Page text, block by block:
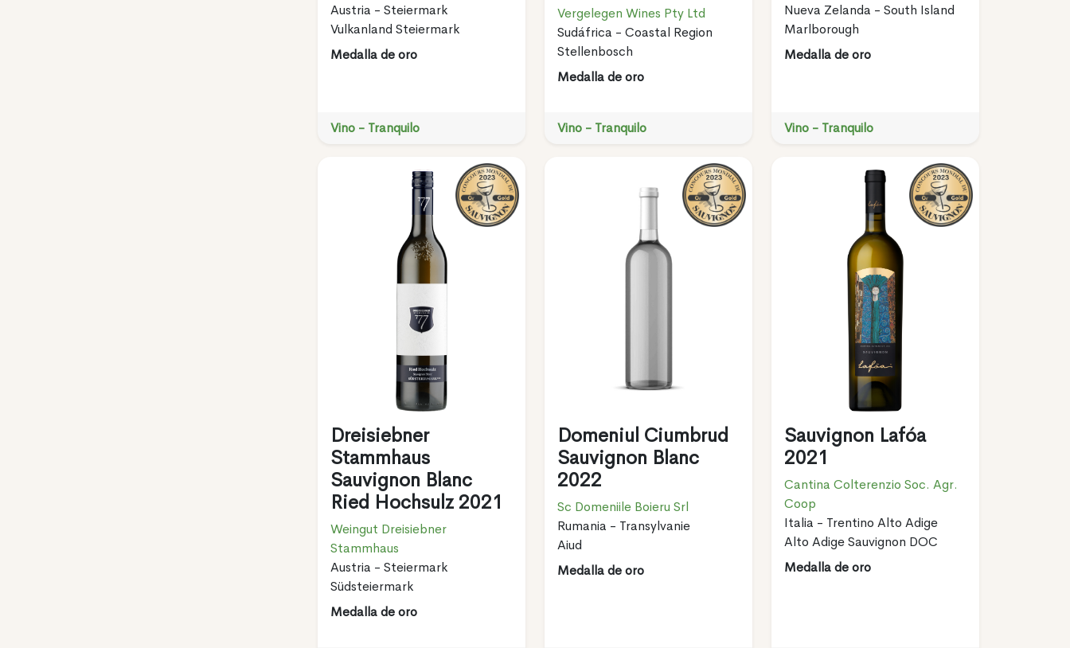
Austria - Steiermark
Vulkanland Steiermark
Medalla de oro
Vino - Tranquilo
Vergelegen Wines Pty Ltd
Sudáfrica - Coastal Region
Stellenbosch
Medalla de oro
Vino - Tranquilo
Nueva Zelanda - South Island
Marlborough
Medalla de oro
Vino - Tranquilo
Dreisiebner
Stammhaus
Sauvignon Blanc
Ried Hochsulz 2021
Weingut Dreisiebner
Stammhaus
Austria - Steiermark
Südsteiermark
Medalla de oro
Domeniul Ciumbrud
Sauvignon Blanc
2022
Sc Domeniile Boieru Srl
Rumania - Transylvanie
Aiud
Medalla de oro
Sauvignon Lafóa
2021
Cantina Colterenzio Soc. Agr.
Coop
Italia - Trentino Alto Adige
Alto Adige Sauvignon DOC
Medalla de oro